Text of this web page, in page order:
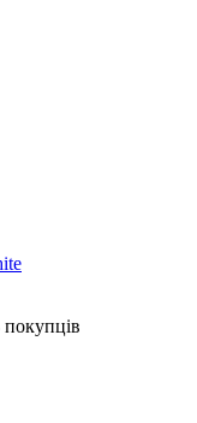
покупців